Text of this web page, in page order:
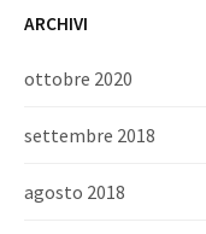
ARCHIVI
ottobre 2020
settembre 2018
agosto 2018